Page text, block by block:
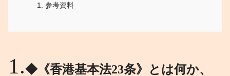
参考資料
◆《香港基本法23条》とは何か、